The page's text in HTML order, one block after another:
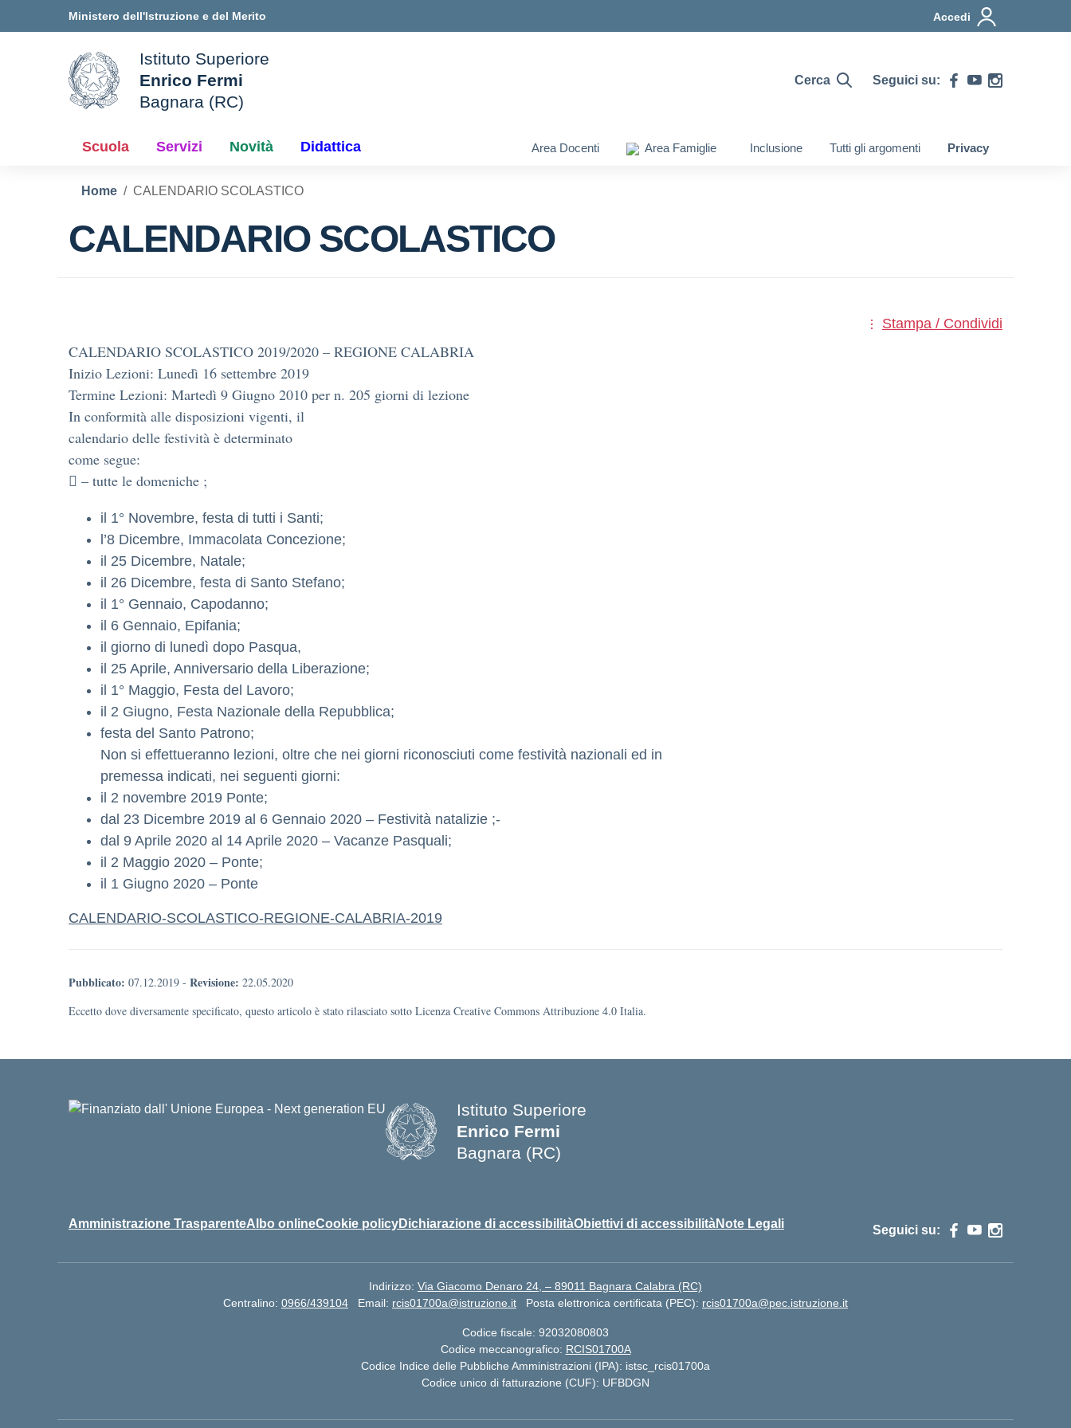
Ministero dell'Istruzione e del Merito Accedi
della scuola
Istituto Superiore
Enrico Fermi
Bagnara (RC)
Cerca Seguici su:
Scuola Servizi Novità Didattica Area Docenti Area Famiglie Inclusione Tutti gli argomenti Privacy
Home CALENDARIO SCOLASTICO
CALENDARIO SCOLASTICO
Stampa / Condividi
CALENDARIO SCOLASTICO 2019/2020 – REGIONE CALABRIA
Inizio Lezioni: Lunedì 16 settembre 2019
Termine Lezioni: Martedì 9 Giugno 2010 per n. 205 giorni di lezione
In conformità alle disposizioni vigenti, il
calendario delle festività è determinato
come segue:
 – tutte le domeniche ;
il 1° Novembre, festa di tutti i Santi;
l’8 Dicembre, Immacolata Concezione;
il 25 Dicembre, Natale;
il 26 Dicembre, festa di Santo Stefano;
il 1° Gennaio, Capodanno;
il 6 Gennaio, Epifania;
il giorno di lunedì dopo Pasqua,
il 25 Aprile, Anniversario della Liberazione;
il 1° Maggio, Festa del Lavoro;
il 2 Giugno, Festa Nazionale della Repubblica;
festa del Santo Patrono;
Non si effettueranno lezioni, oltre che nei giorni riconosciuti come festività nazionali ed in
premessa indicati, nei seguenti giorni:
il 2 novembre 2019 Ponte;
dal 23 Dicembre 2019 al 6 Gennaio 2020 – Festività natalizie ;-
dal 9 Aprile 2020 al 14 Aprile 2020 – Vacanze Pasquali;
il 2 Maggio 2020 – Ponte;
il 1 Giugno 2020 – Ponte
CALENDARIO-SCOLASTICO-REGIONE-CALABRIA-2019
Pubblicato: 07.12.2019 - Revisione: 22.05.2020
Eccetto dove diversamente specificato, questo articolo è stato rilasciato sotto Licenza Creative Commons Attribuzione 4.0 Italia.
Istituto Superiore
Enrico Fermi
Bagnara (RC)
Amministrazione TrasparenteAlbo onlineCookie policyDichiarazione di accessibilitàObiettivi di accessibilitàNote Legali Seguici su:
Indirizzo: Via Giacomo Denaro 24, – 89011 Bagnara Calabra (RC)
Centralino: 0966/439104 Email: rcis01700a@istruzione.it Posta elettronica certificata (PEC): rcis01700a@pec.istruzione.it
Codice fiscale: 92032080803
Codice meccanografico: RCIS01700A
Codice Indice delle Pubbliche Amministrazioni (IPA): istsc_rcis01700a
Codice unico di fatturazione (CUF): UFBDGN